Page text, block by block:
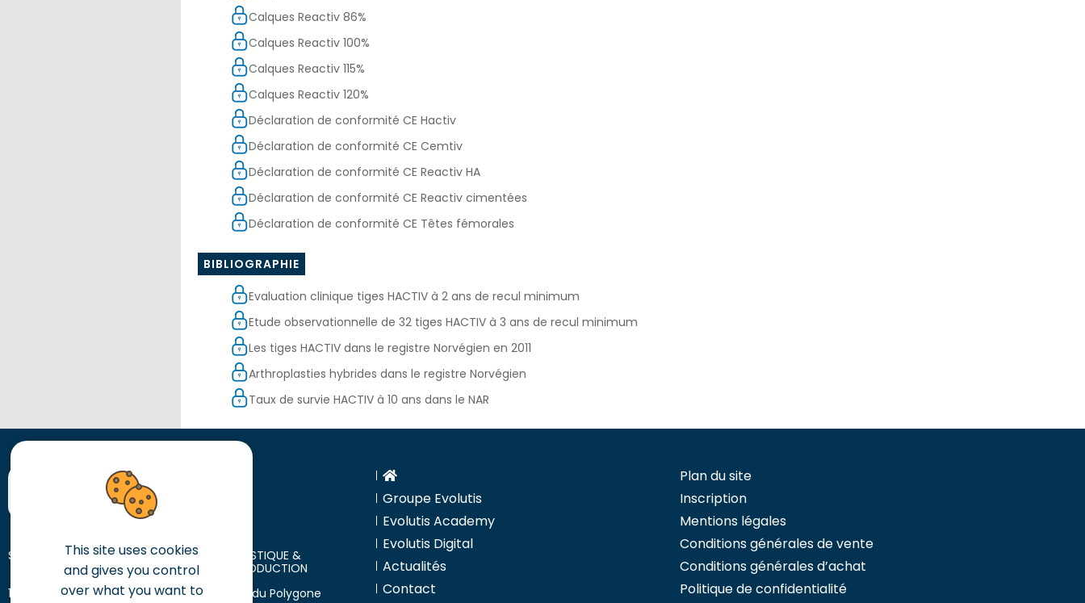
Calques Reactiv 86%
Calques Reactiv 100%
Calques Reactiv 115%
Calques Reactiv 120%
Déclaration de conformité CE Hactiv
Déclaration de conformité CE Cemtiv
Déclaration de conformité CE Reactiv HA
Déclaration de conformité CE Reactiv cimentées
Déclaration de conformité CE Têtes fémorales
BIBLIOGRAPHIE
Evaluation clinique tiges HACTIV à 2 ans de recul minimum
Etude observationnelle de 32 tiges HACTIV à 3 ans de recul minimum
Les tiges HACTIV dans le registre Norvégien en 2011
Arthroplasties hybrides dans le registre Norvégien
Taux de survie HACTIV à 10 ans dans le NAR
SIÈGE SOCIAL
10 place des Tuiliers
SIÈGE LOGISTIQUE &
SITE DE PRODUCTION
18 avenue du Polygone
Groupe Evolutis
Evolutis Academy
Evolutis Digital
Actualités
Contact
Plan du site
Inscription
Mentions légales
Conditions générales de vente
Conditions générales d’achat
Politique de confidentialité
This site uses cookies
and gives you control
over what you want to